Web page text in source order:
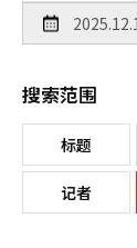
搜索范围
标题
记者